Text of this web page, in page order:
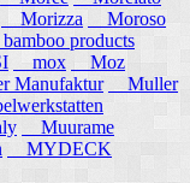
Morizza
Moroso
products
mox
Moz
Manufaktur
Muller
Muurame
MYDECK